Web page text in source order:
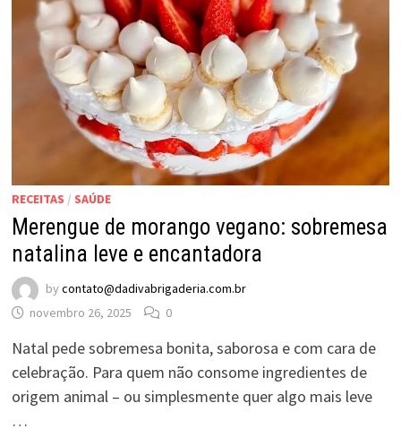
RECEITAS / SAÚDE
Merengue de morango vegano: sobremesa
natalina leve e encantadora
by contato@dadivabrigaderia.com.br
novembro 26, 2025
0
Natal pede sobremesa bonita, saborosa e com cara de
celebração. Para quem não consome ingredientes de
origem animal – ou simplesmente quer algo mais leve
…